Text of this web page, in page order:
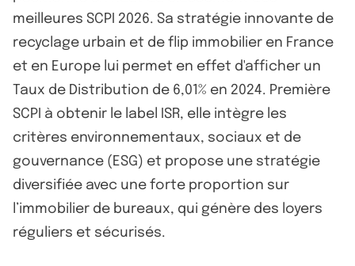
meilleures SCPI 2026. Sa stratégie innovante de
recyclage urbain et de flip immobilier en France
et en Europe lui permet en effet d'afficher un
Taux de Distribution de 6,01% en 2024. Première
SCPI à obtenir le label ISR, elle intègre les
critères environnementaux, sociaux et de
gouvernance (ESG) et propose une stratégie
diversifiée avec une forte proportion sur
l’immobilier de bureaux, qui génère des loyers
réguliers et sécurisés.